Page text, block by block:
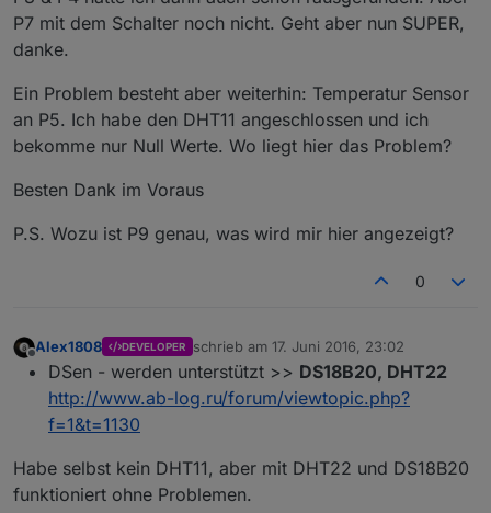
P7 mit dem Schalter noch nicht. Geht aber nun SUPER,
danke.
Ein Problem besteht aber weiterhin: Temperatur Sensor
an P5. Ich habe den DHT11 angeschlossen und ich
bekomme nur Null Werte. Wo liegt hier das Problem?
Besten Dank im Voraus
P.S. Wozu ist P9 genau, was wird mir hier angezeigt?
0
Offline
Alex1808 DEVELOPER schrieb am 17. Juni 2016, 23:02
zuletzt editiert von
DSen - werden unterstützt >> DS18B20, DHT22
http://www.ab-log.ru/forum/viewtopic.php?
f=1&t=1130
Habe selbst kein DHT11, aber mit DHT22 und DS18B20
funktioniert ohne Problemen.